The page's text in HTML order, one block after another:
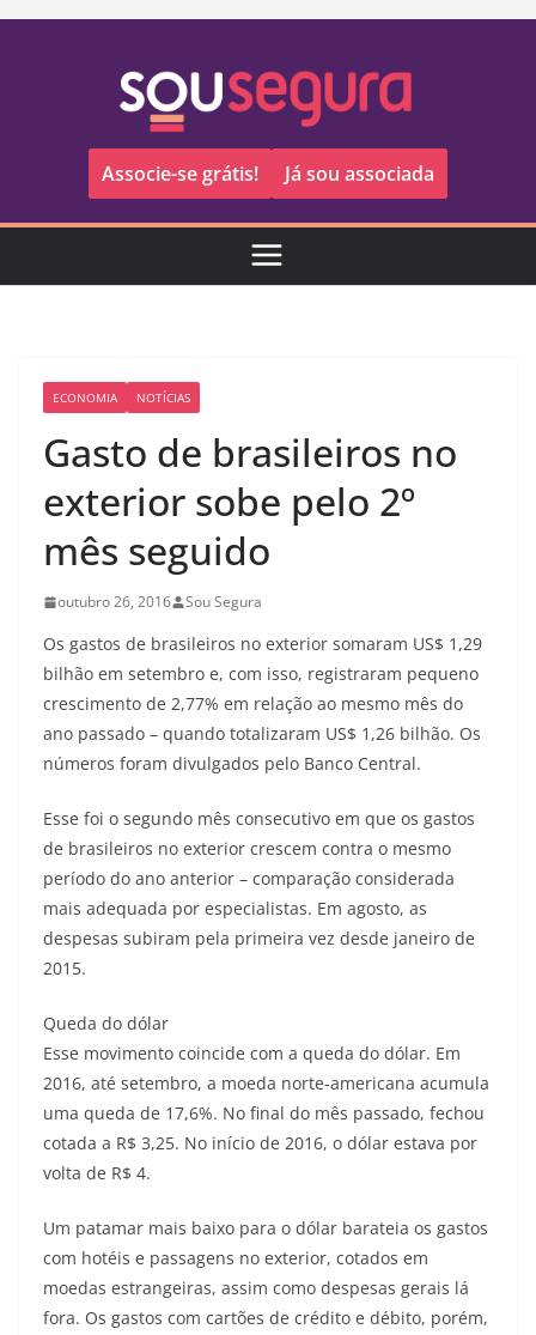
Pular
Associe-se grátis! Já sou associada
ECONOMIA NOTÍCIAS
Gasto de brasileiros no
exterior sobe pelo 2º
mês seguido
outubro 26, 2016 Sou Segura
Os gastos de brasileiros no exterior somaram US$ 1,29
bilhão em setembro e, com isso, registraram pequeno
crescimento de 2,77% em relação ao mesmo mês do
ano passado – quando totalizaram US$ 1,26 bilhão. Os
números foram divulgados pelo Banco Central.
Esse foi o segundo mês consecutivo em que os gastos
de brasileiros no exterior crescem contra o mesmo
período do ano anterior – comparação considerada
mais adequada por especialistas. Em agosto, as
despesas subiram pela primeira vez desde janeiro de
2015.
Queda do dólar
Esse movimento coincide com a queda do dólar. Em
2016, até setembro, a moeda norte-americana acumula
uma queda de 17,6%. No final do mês passado, fechou
cotada a R$ 3,25. No início de 2016, o dólar estava por
volta de R$ 4.
Um patamar mais baixo para o dólar barateia os gastos
com hotéis e passagens no exterior, cotados em
moedas estrangeiras, assim como despesas gerais lá
fora. Os gastos com cartões de crédito e débito, porém,